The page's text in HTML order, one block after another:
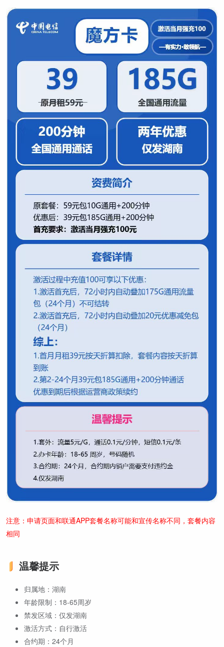
注意：申请页面和联通APP套餐名称可能和宣传名称不同，套餐内容
相同
温馨提示
归属地：湖南
年龄限制：18-65周岁
禁发区域：仅发湖南
激活方式：自行激活
合约期：24个月